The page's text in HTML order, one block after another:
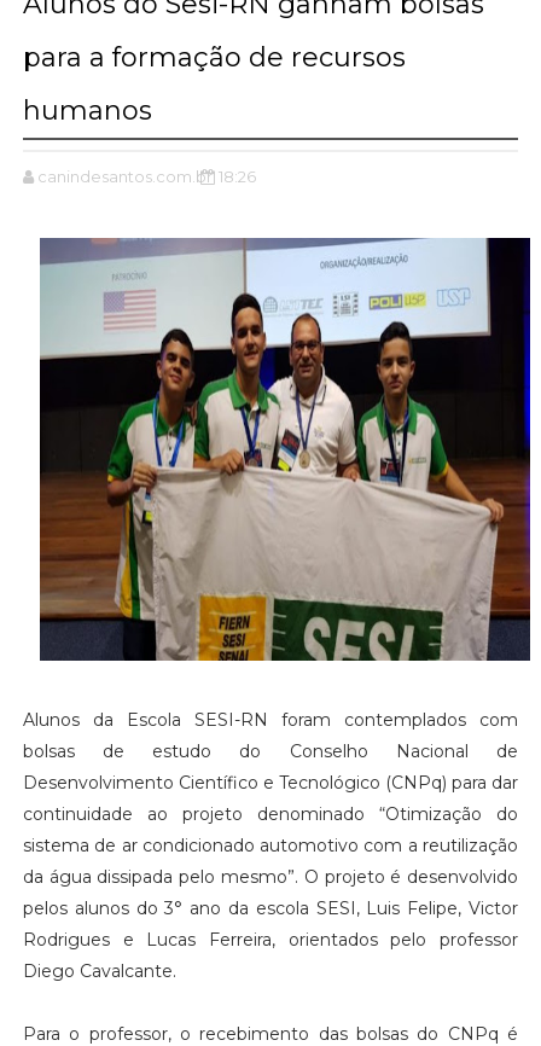
para a formação de recursos
humanos
canindesantos.com.br 18:26
Alunos da Escola SESI-RN foram contemplados com
bolsas de estudo do Conselho Nacional de
Desenvolvimento Científico e Tecnológico (CNPq) para dar
continuidade ao projeto denominado “Otimização do
sistema de ar condicionado automotivo com a reutilização
da água dissipada pelo mesmo”. O projeto é desenvolvido
pelos alunos do 3° ano da escola SESI, Luis Felipe, Victor
Rodrigues e Lucas Ferreira, orientados pelo professor
Diego Cavalcante.
Para o professor, o recebimento das bolsas do CNPq é